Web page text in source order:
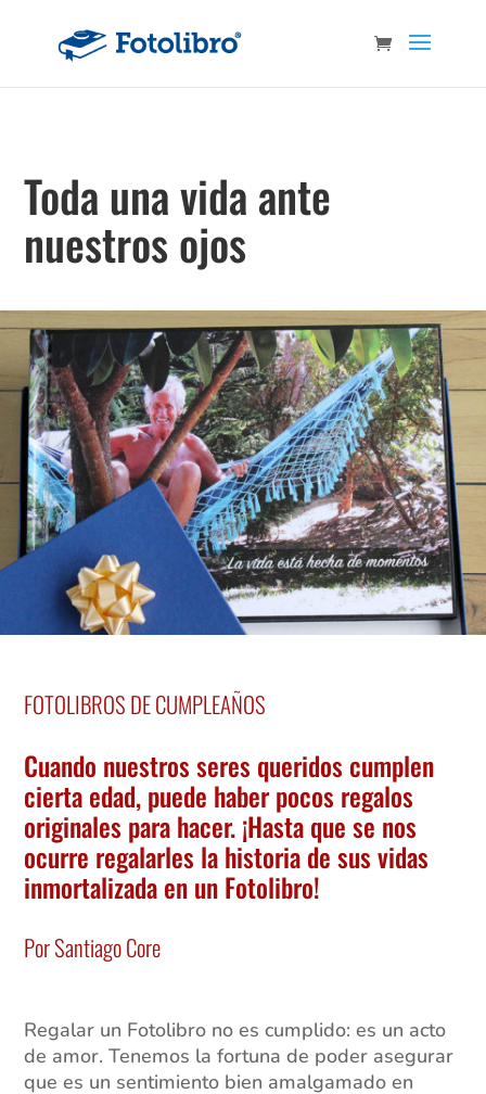
Toda una vida ante
nuestros ojos
FOTOLIBROS DE CUMPLEAÑOS
Cuando nuestros seres queridos cumplen
cierta edad, puede haber pocos regalos
originales para hacer. ¡Hasta que se nos
ocurre regalarles la historia de sus vidas
inmortalizada en un Fotolibro!
Por Santiago Core
Regalar un Fotolibro no es cumplido: es un acto
de amor. Tenemos la fortuna de poder asegurar
que es un sentimiento bien amalgamado en